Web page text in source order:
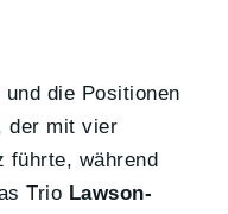
die Positionen
der mit vier
führte, während
Trio Lawson-